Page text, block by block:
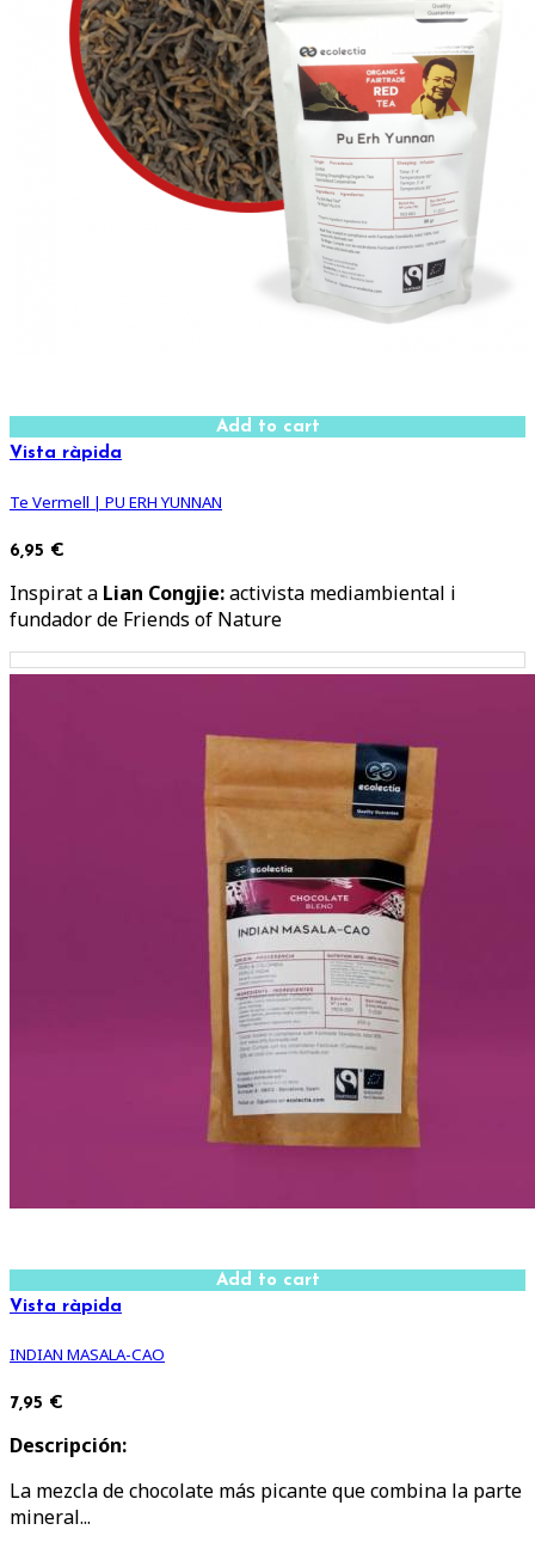
Add to cart
Vista ràpida
Te Vermell | PU ERH YUNNAN
6,95 €
Inspirat a Lian Congjie:activista mediambiental i
fundador de Friends of Nature
Add to cart
Vista ràpida
INDIAN MASALA-CAO
7,95 €
Descripción:
La mezcla de chocolate más picante que combina la parte
mineral...